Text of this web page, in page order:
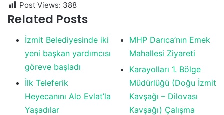
Post Views: 388
Related Posts
İzmit Belediyesinde iki
yeni başkan yardımcısı
göreve başladı
İlk Teleferik
Heyecanını Alo Evlat’la
Yaşadılar
MHP Darıca’nın Emek
Mahallesi Ziyareti
Karayolları 1. Bölge
Müdürlüğü (Doğu İzmit
Kavşağı – Dilovası
Kavşağı) Çalışma